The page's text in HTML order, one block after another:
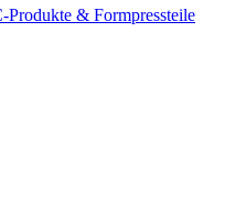
Produkte & Formpressteile